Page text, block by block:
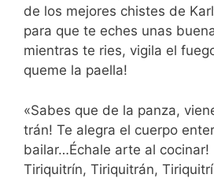
de los mejores chistes de
para que te eches unas
mientras te ries, vigila el
queme la paella!
«Sabes que de la panza,
trán! Te alegra el cuerpo
bailar…Échale arte al cocinar!
Tiriquitrín, Tiriquitrán,